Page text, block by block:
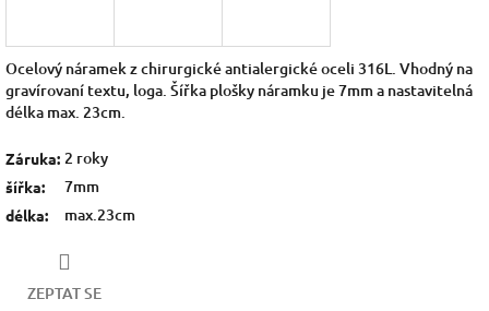
Ocelový náramek z chirurgické antialergické oceli 316L. Vhodný na
gravírovaní textu, loga. Šířka plošky náramku je 7mm a nastavitelná
délka max. 23cm.
Záruka: 2 roky
šířka: 7mm
délka: max.23cm
ZEPTAT SE